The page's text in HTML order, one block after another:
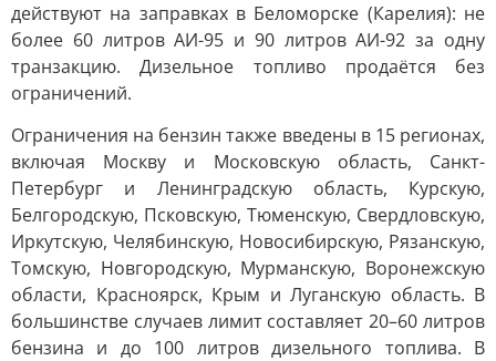
действуют на заправках в Беломорске (Карелия): не
более 60 литров АИ-95 и 90 литров АИ-92 за одну
транзакцию. Дизельное топливо продаётся без
ограничений.
Ограничения на бензин также введены в 15 регионах,
включая Москву и Московскую область, Санкт-
Петербург и Ленинградскую область, Курскую,
Белгородскую, Псковскую, Тюменскую, Свердловскую,
Иркутскую, Челябинскую, Новосибирскую, Рязанскую,
Томскую, Новгородскую, Мурманскую, Воронежскую
области, Красноярск, Крым и Луганскую область. В
большинстве случаев лимит составляет 20–60 литров
бензина и до 100 литров дизельного топлива. В